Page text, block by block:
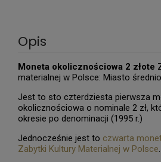
Opis
Moneta okolicznościowa 2 złote
materialnej w Polsce: Miasto
Jest to sto czterdziesta pierwsza
okolicznościowa o nominale 2 zł,
okresie po denominacji (1995 r.)
Jednocześnie jest to czwarta
Zabytki Kultury Materialnej w Polsce.